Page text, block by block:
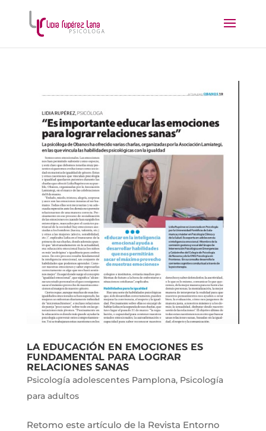
LA EDUCACIÓN EN EMOCIONES ES
FUNDAMENTAL PARA LOGRAR
RELACIONES SANAS
Psicología adolescentes Pamplona, Psicología
para adultos
Retomo este artículo de la Revista Entorno